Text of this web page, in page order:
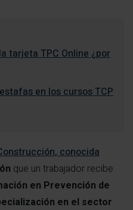
tarjeta TPC Online ¿por
en los cursos TCP
conocida
que un trabajador recibe
en Prevención de
en el sector